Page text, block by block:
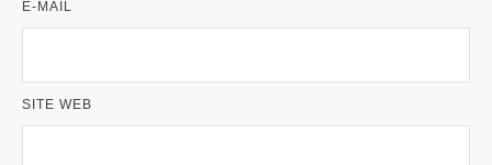
E-MAIL
SITE WEB